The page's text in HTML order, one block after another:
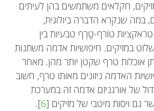
חקלאים משתמשים בהן לעיתים
במה שנקרא הדברה ביולוגית,
טוֹרף-טֶרֶף טבעיות בין
במזיקים. חיפושיות אדמה משתנות
אוכלות טרף שקטן יותר מהן. מאחר
האדמה ניזונים מאותו טרף, חשוב
של אורגניזם אדמה זה במערכת
גם ויסות מיטבי של מזיקים [6
].